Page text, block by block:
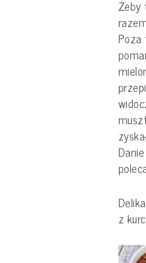
Żeby
Poza
z